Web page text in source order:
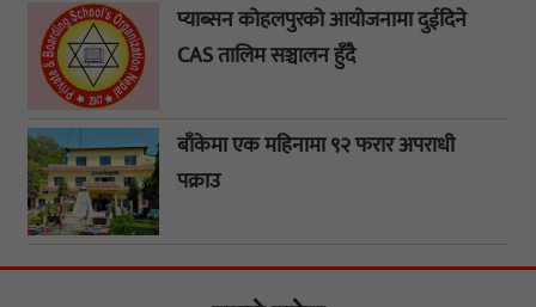
प्याब्सन कोहलपुरको आयोजनामा दुईदिने
CAS तालिम सञ्चालन हुँदै
बाँकेमा एक महिनामा ९२ फरार अपराधी
पक्राउ